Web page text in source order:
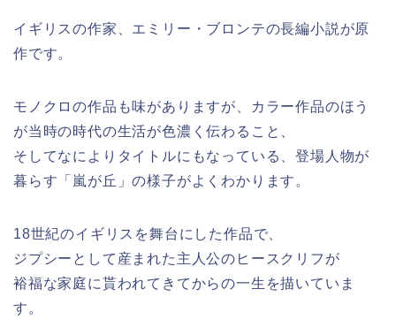
イギリスの作家、エミリー・ブロンテの長編小説が原
作です。
モノクロの作品も味がありますが、カラー作品のほう
が当時の時代の生活が色濃く伝わること、
そしてなによりタイトルにもなっている、登場人物が
暮らす「嵐が丘」の様子がよくわかります。
18世紀のイギリスを舞台にした作品で、
ジプシーとして産まれた主人公のヒースクリフが
裕福な家庭に貰われてきてからの一生を描いていま
す。